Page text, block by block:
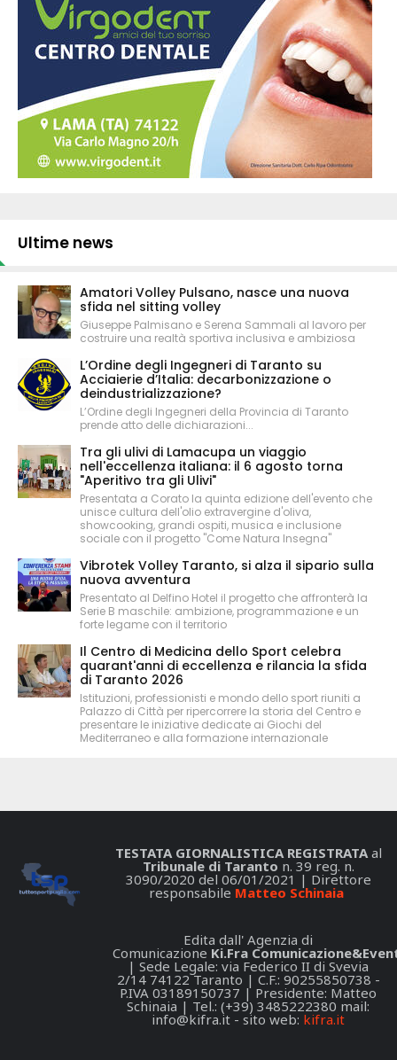
Ultime news
Amatori Volley Pulsano, nasce una nuova
sfida nel sitting volley
Giuseppe Palmisano e Serena Sammali al lavoro per
costruire una realtà sportiva inclusiva e ambiziosa
L’Ordine degli Ingegneri di Taranto su
Acciaierie d’Italia: decarbonizzazione o
deindustrializzazione?
L’Ordine degli Ingegneri della Provincia di Taranto
prende atto delle dichiarazioni...
Tra gli ulivi di Lamacupa un viaggio
nell'eccellenza italiana: il 6 agosto torna
"Aperitivo tra gli Ulivi"
Presentata a Corato la quinta edizione dell'evento che
unisce cultura dell'olio extravergine d'oliva,
showcooking, grandi ospiti, musica e inclusione
sociale con il progetto "Come Natura Insegna"
Vibrotek Volley Taranto, si alza il sipario sulla
nuova avventura
Presentato al Delfino Hotel il progetto che affronterà la
Serie B maschile: ambizione, programmazione e un
forte legame con il territorio
Il Centro di Medicina dello Sport celebra
quarant'anni di eccellenza e rilancia la sfida
di Taranto 2026
Istituzioni, professionisti e mondo dello sport riuniti a
Palazzo di Città per ripercorrere la storia del Centro e
presentare le iniziative dedicate ai Giochi del
Mediterraneo e alla formazione internazionale
TESTATA GIORNALISTICA REGISTRATAal
Tribunale di Taranto n. 39 reg. n.
3090/2020 del 06/01/2021 | Direttore
responsabile Matteo Schinaia
Edita dall' Agenzia di
Comunicazione Ki.Fra
| Sede Legale: via Federico II di Svevia
2/14 74122 Taranto | C.F.: 90255850738 -
P.IVA 03189150737 | Presidente: Matteo
Schinaia | Tel.: (+39) 3485222380 mail:
info@kifra.it - sito web: kifra.it